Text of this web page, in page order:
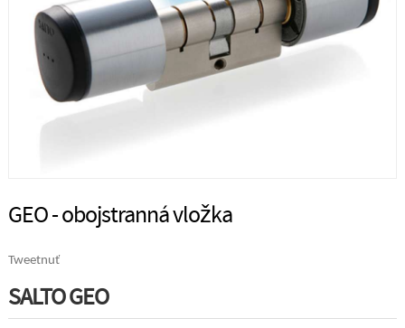
GEO - obojstranná vložka
Tweetnuť
SALTO GEO